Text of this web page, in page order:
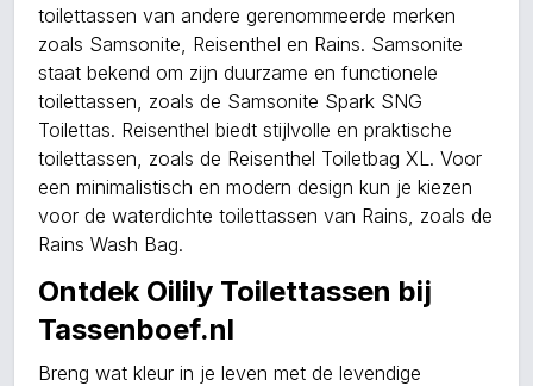
toilettassen van andere gerenommeerde merken
zoals Samsonite, Reisenthel en Rains. Samsonite
staat bekend om zijn duurzame en functionele
toilettassen, zoals de Samsonite Spark SNG
Toilettas. Reisenthel biedt stijlvolle en praktische
toilettassen, zoals de Reisenthel Toiletbag XL. Voor
een minimalistisch en modern design kun je kiezen
voor de waterdichte toilettassen van Rains, zoals de
Rains Wash Bag.
Ontdek Oilily Toilettassen bij
Tassenboef.nl
Breng wat kleur in je leven met de levendige